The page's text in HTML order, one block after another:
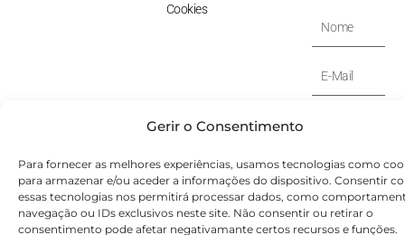
Gerir o Consentimento
Para fornecer as melhores experiências, usamos tecnologias como
para armazenar e/ou aceder a informações do dispositivo. Consentir
essas tecnologias nos permitirá processar dados, como
navegação ou IDs exclusivos neste site. Não consentir ou retirar o
consentimento pode afetar negativamante certos recursos e funções.
Cookies
Nome
E-
Mail
© Victoryia Vynn Portugal 2026 by SVS.pt